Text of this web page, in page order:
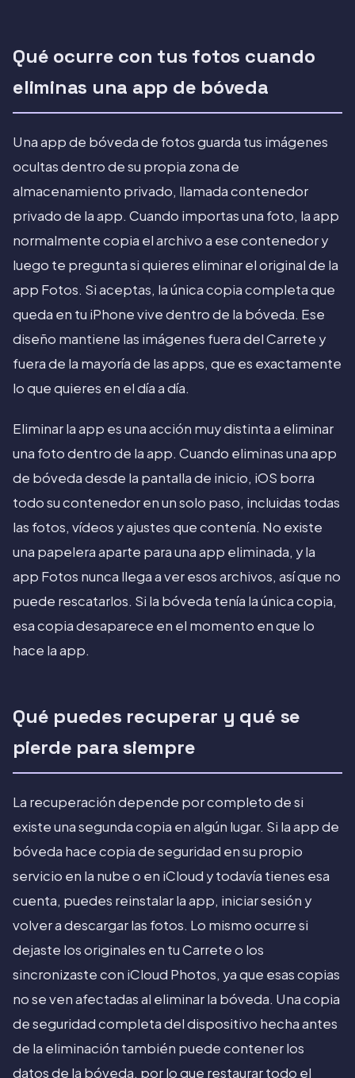
Qué ocurre con tus fotos cuando
eliminas una app de bóveda
Una app de bóveda de fotos guarda tus imágenes
ocultas dentro de su propia zona de
almacenamiento privado, llamada contenedor
privado de la app. Cuando importas una foto, la app
normalmente copia el archivo a ese contenedor y
luego te pregunta si quieres eliminar el original de la
app Fotos. Si aceptas, la única copia completa que
queda en tu iPhone vive dentro de la bóveda. Ese
diseño mantiene las imágenes fuera del Carrete y
fuera de la mayoría de las apps, que es exactamente
lo que quieres en el día a día.
Eliminar la app es una acción muy distinta a eliminar
una foto dentro de la app. Cuando eliminas una app
de bóveda desde la pantalla de inicio, iOS borra
todo su contenedor en un solo paso, incluidas todas
las fotos, vídeos y ajustes que contenía. No existe
una papelera aparte para una app eliminada, y la
app Fotos nunca llega a ver esos archivos, así que no
puede rescatarlos. Si la bóveda tenía la única copia,
esa copia desaparece en el momento en que lo
hace la app.
Qué puedes recuperar y qué se
pierde para siempre
La recuperación depende por completo de si
existe una segunda copia en algún lugar. Si la app de
bóveda hace copia de seguridad en su propio
servicio en la nube o en iCloud y todavía tienes esa
cuenta, puedes reinstalar la app, iniciar sesión y
volver a descargar las fotos. Lo mismo ocurre si
dejaste los originales en tu Carrete o los
sincronizaste con iCloud Photos, ya que esas copias
no se ven afectadas al eliminar la bóveda. Una copia
de seguridad completa del dispositivo hecha antes
de la eliminación también puede contener los
datos de la bóveda, por lo que restaurar todo el